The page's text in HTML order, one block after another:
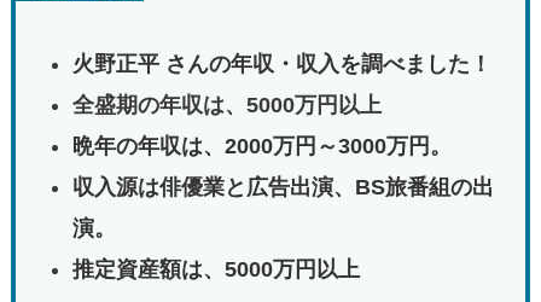
火野正平 さんの年収・収入を調べました！
全盛期の年収は、5000万円以上
晩年の年収は、2000万円～3000万円。
収入源は俳優業と広告出演、BS旅番組の出
演。
推定資産額は、5000万円以上